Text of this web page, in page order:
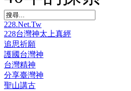
228.Net.Tw
228台灣神太上真經
追思祈願
護國台灣神
台灣精神
分享臺灣神
聖山講古